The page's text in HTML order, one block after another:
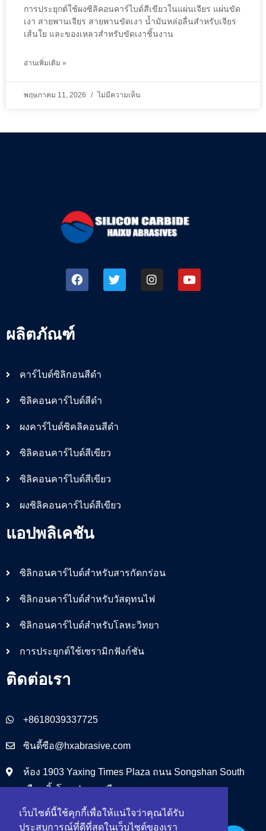
เว็บไซต์นี้ใช้คุกกี้เพื่อให้แน่ใจว่าคุณได้รับ
ประสบการณ์ที่ดีที่สุดในเว็บไซต์ของเรา
การประยุกต์ใช้ผงซิลิคอนคาร์ไบด์สีเขียวในแผ่นเจียร แผ่นขัด
เงา สายพานเจียร สายพานขัดเงา น้ำมันหล่อลื่นสำหรับเจียร
เส้นใย และของเหลวสำหรับขัดเงาชิ้นงาน
อ่านเพิ่มเติม »
พฤษภาคม 11, 2026 ไม่มีความเห็น
ผลิตภัณฑ์
คาร์ไบด์ซิลิกอนสีดำ
ซิลิคอนคาร์ไบด์สีดำ
ผงคาร์ไบด์ซิคลิคอนสีดำ
ซิลิคอนคาร์ไบด์สีเขียว
ซิลิคอนคาร์ไบด์สีเขียว
ผงซิลิคอนคาร์ไบด์สีเขียว
แอปพลิเคชัน
ซิลิกอนคาร์ไบด์สำหรับสารกัดกร่อน
ซิลิกอนคาร์ไบด์สำหรับวัสดุทนไฟ
ซิลิกอนคาร์ไบด์สำหรับโลหะวิทยา
การประยุกต์ใช้เซรามิกฟังก์ชัน
ติดต่อเรา
+8618039337725
ซินดี้ซือ@hxabrasive.com
ห้อง 1903 Yaxing Times Plaza ถนน Songshan South
เมืองเจิ้งโจว ประเทศจีน